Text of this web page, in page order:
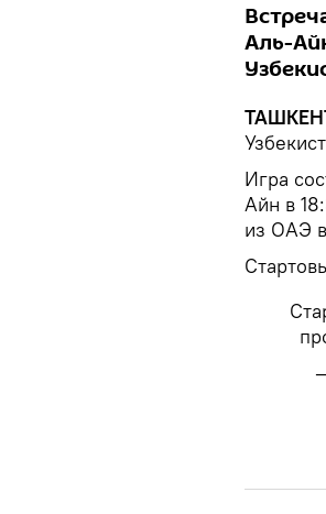
Аль-
Игра
Айн в
из ОАЭ